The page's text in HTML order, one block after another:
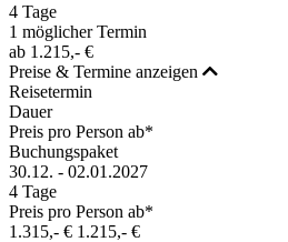
4 Tage
1 möglicher Termin
ab 1.215,- €
Preise & Termine anzeigen
Reisetermin
Dauer
Preis pro Person ab*
Buchungspaket
30.12. - 02.01.2027
4 Tage
Preis pro Person ab*
1.315,- € 1.215,- €